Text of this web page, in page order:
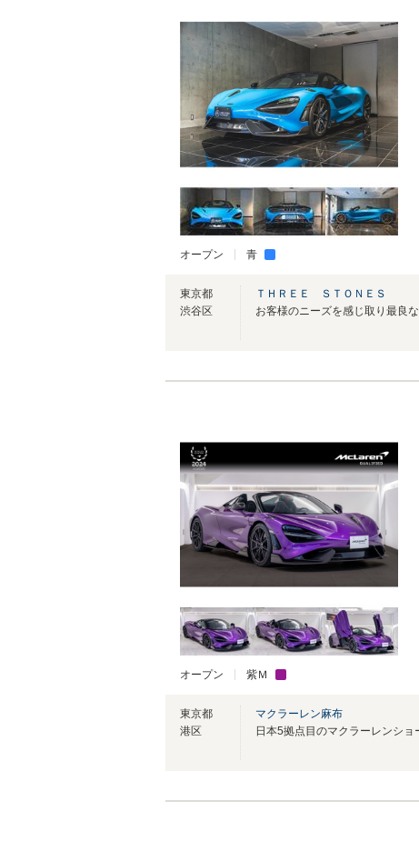
オープン 青
東京都
渋谷区
ＴＨＲＥＥ ＳＴＯＮＥＳ
オープン 紫Ｍ
東京都
港区
マクラーレン麻布